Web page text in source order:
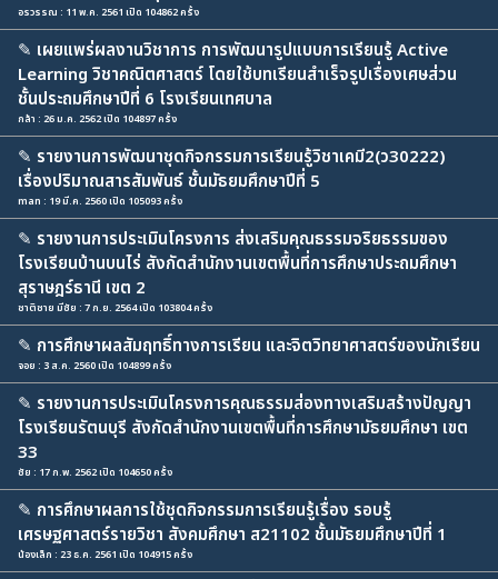
อรวรรณ : 11 พ.ค. 2561 เปิด 104862 ครั้ง
✎ เผยแพร่ผลงานวิชาการ การพัฒนารูปแบบการเรียนรู้ Active
Learning วิชาคณิตศาสตร์ โดยใช้บทเรียนสำเร็จรูปเรื่องเศษส่วน
ชั้นประถมศึกษาปีที่ 6 โรงเรียนเทศบาล
กล้า : 26 ม.ค. 2562 เปิด 104897 ครั้ง
✎ รายงานการพัฒนาชุดกิจกรรมการเรียนรู้วิชาเคมี2(ว30222)
เรื่องปริมาณสารสัมพันธ์ ชั้นมัธยมศึกษาปีที่ 5
man : 19 มี.ค. 2560 เปิด 105093 ครั้ง
✎ รายงานการประเมินโครงการ ส่งเสริมคุณธรรมจริยธรรมของ
โรงเรียนบ้านบนไร่ สังกัดสำนักงานเขตพื้นที่การศึกษาประถมศึกษา
สุราษฎร์ธานี เขต 2
ชาติชาย มีชัย : 7 ก.ย. 2564 เปิด 103804 ครั้ง
✎ การศึกษาผลสัมฤทธิ์ทางการเรียน และจิตวิทยาศาสตร์ของนักเรียน
จอย : 3 ส.ค. 2560 เปิด 104899 ครั้ง
✎ รายงานการประเมินโครงการคุณธรรมส่องทางเสริมสร้างปัญญา
โรงเรียนรัตนบุรี สังกัดสำนักงานเขตพื้นที่การศึกษามัธยมศึกษา เขต
33
ชัย : 17 ก.พ. 2562 เปิด 104650 ครั้ง
✎ การศึกษาผลการใช้ชุดกิจกรรมการเรียนรู้เรื่อง รอบรู้
เศรษฐศาสตร์รายวิชา สังคมศึกษา ส21102 ชั้นมัธยมศึกษาปีที่ 1
น้องเล็ก : 23 ธ.ค. 2561 เปิด 104915 ครั้ง